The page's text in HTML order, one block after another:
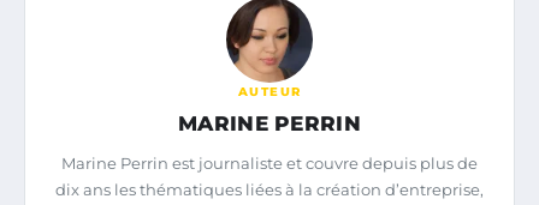
AUTEUR
MARINE PERRIN
Marine Perrin est journaliste et couvre depuis plus de
dix ans les thématiques liées à la création d’entreprise,